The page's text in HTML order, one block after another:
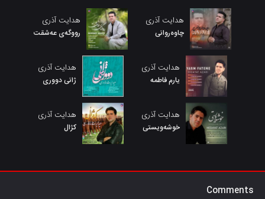
هدایت آذری
چاوەروانی
هدایت آذری
رووگەی عەشقت
هدایت آذری
یارم فاطمه
هدایت آذری
ژانی دووری
هدایت آذری
خوشەویستی
هدایت آذری
کژال
Comments